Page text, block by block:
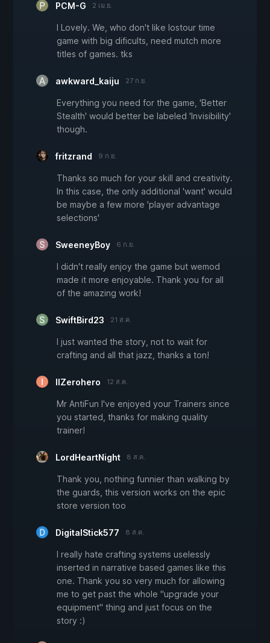
PCM-G 2 เม.ย.
I Lovely. We, who don't like lostour time
game with big dificults, need mutch more
titles of games. tks
awkward_kaiju 27 ก.ย.
Everything you need for the game, 'Better
Stealth' would better be labeled 'Invisibility'
though.
fritzrand 9 ก.ย.
Thanks so much for your skill and creativity.
In this case, the only additional 'want' would
be maybe a few more 'player advantage
selections'
SweeneyBoy 6 ก.ย.
I didn't really enjoy the game but wemod
made it more enjoyable. Thank you for all
of the amazing work!
SwiftBird23 21 ส.ค.
I just wanted the story, not to wait for
crafting and all that jazz, thanks a ton!
IIZerohero 12 ส.ค.
Mr AntiFun I've enjoyed your Trainers since
you started, thanks for making quality
trainer!
LordHeartNight 8 ส.ค.
Thank you, nothing funnier than walking by
the guards, this version works on the epic
store version too
DigitalStick577 8 ส.ค.
I really hate crafting systems uselessly
inserted in narrative based games like this
one. Thank you so very much for allowing
me to get past the whole "upgrade your
equipment" thing and just focus on the
story :)